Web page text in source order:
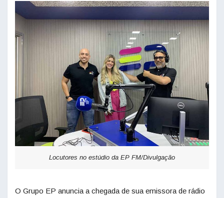
Locutores no estúdio da EP FM/Divulgação
O Grupo EP anuncia a chegada de sua emissora de rádio